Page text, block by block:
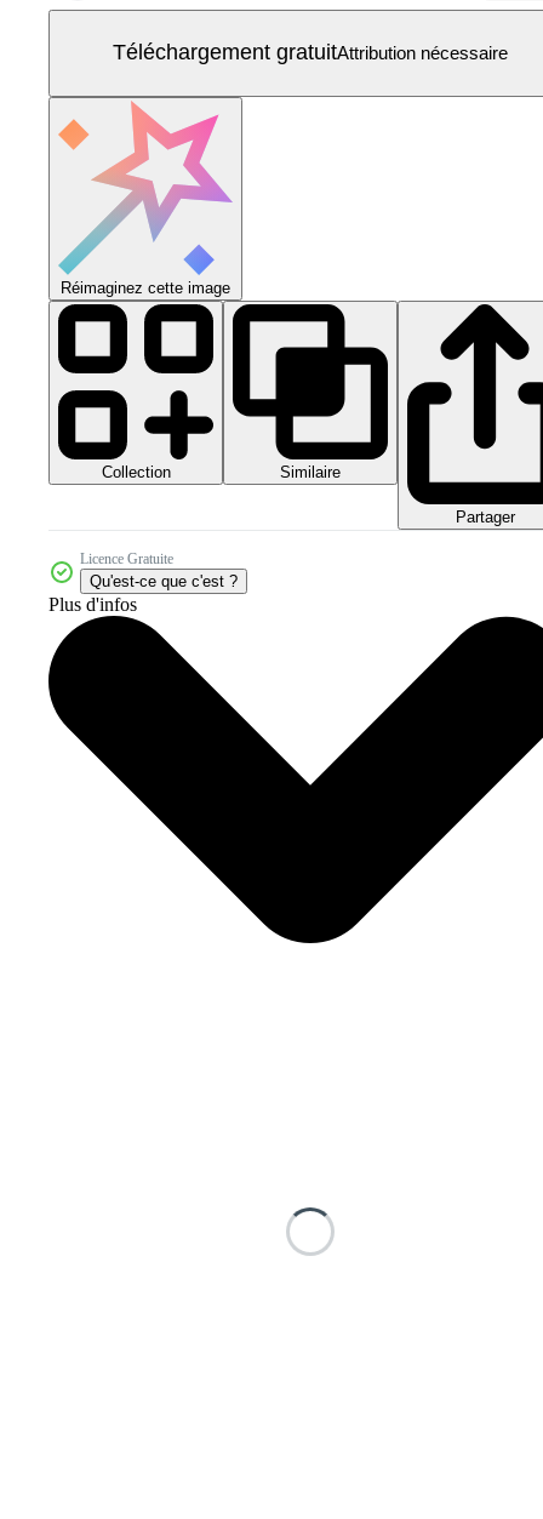
Téléchargement gratuitAttribution nécessaire
Réimaginez cette image
Collection Similaire
Partager
Licence Gratuite
Qu'est-ce que c'est ?
Plus d'infos